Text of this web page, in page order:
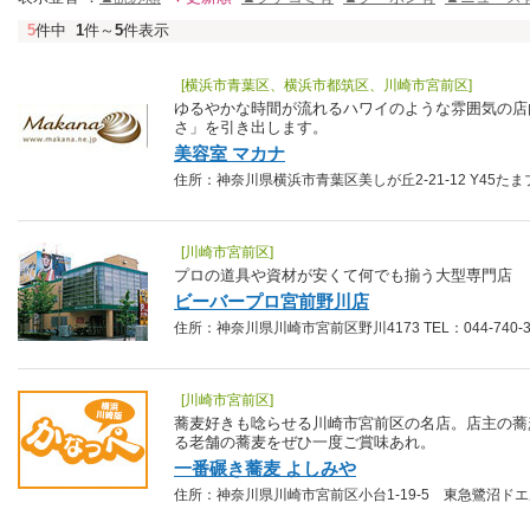
5件中 1件～ 5件表示
[横浜市青葉区、横浜市都筑区、川崎市宮前区]
ゆるやかな時間が流れるハワイのような雰囲気の
さ」を引き出します。
美容室 マカナ
住所：神奈川県横浜市青葉区美しが丘2-21-12 Y45た
[川崎市宮前区]
プロの道具や資材が安くて何でも揃う大型専門店
ビーバープロ宮前野川店
住所：神奈川県川崎市宮前区野川4173 TEL：044-740-
[川崎市宮前区]
蕎麦好きも唸らせる川崎市宮前区の名店。店主の
る老舗の蕎麦をぜひ一度ご賞味あれ。
一番碾き蕎麦 よしみや
住所：神奈川県川崎市宮前区小台1-19-5 東急鷺沼ド